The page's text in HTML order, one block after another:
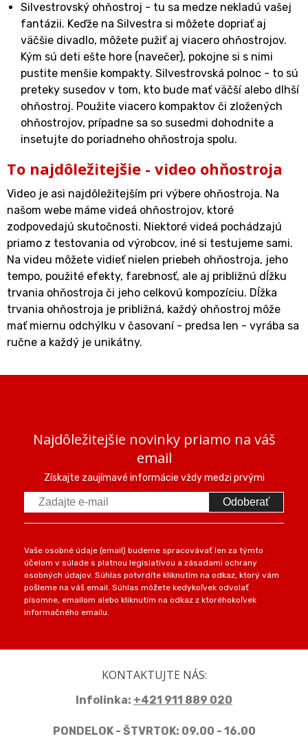
Silvestrovský ohňostroj - tu sa medze nekladú vašej
fantázii. Keďže na Silvestra si môžete dopriať aj
väčšie divadlo, môžete pužiť aj viacero ohňostrojov.
Kým sú deti ešte hore (navečer), pokojne si s nimi
pustite menšie kompakty. Silvestrovská polnoc - to sú
preteky susedov v tom, kto bude mať väčší alebo dlhší
ohňostroj. Použite viacero kompaktov či zložených
ohňostrojov, prípadne sa so susedmi dohodnite a
insetujte do poriadneho ohňostroja spolu.
To najdôležitejšie - video ohňostroja
Video je asi najdôležitejším pri výbere ohňostroja. Na
našom webe máme videá ohňostrojov, ktoré
zodpovedajú skutočnosti. Niektoré videá pochádzajú
priamo z testovania od výrobcov, iné si testujeme sami.
Na videu môžete vidieť nielen priebeh ohňostroja, jeho
tempo, použité efekty, farebnosť, ale aj približnú dĺžku
trvania ohňostroja či jeho celkovú kompozíciu. Dĺžka
trvania ohňostroja je približná, každý ohňostroj môže
mať miernu odchýlku v časovaní - predsa len - vyrába sa
ručne a každý je unikátny.
Najdôležitejšie novinky priamo na váš
email
Získajte zaujímavé informácie vždy medzi prvými
Odoberať
Vaše osobné údaje (email) budeme spracovávať len za týmto
účelom v súlade s platnou legislatívou a zásadami ochrany
osobných údajov. Súhlas potvrdíte kliknutím na odkaz, ktorý vám
pošleme na váš email. Súhlas môžete kedykoľvek odvolať
písomne, emailom alebo kliknutím na odkaz z ktoréhokoľvek
informačného emailu.
KONTAKTUJTE NÁS:
Infolinka: +421 911 889 020
PONDELOK - ŠTVRTOK: 09.00 - 16.00